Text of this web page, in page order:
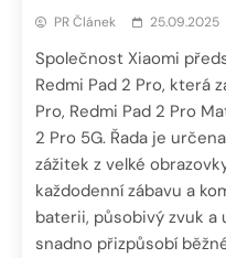
PR Článek 25.09.2025
Společnost Xiaomi
Redmi Pad 2 Pro, která
Pro, Redmi Pad 2 Pro
2 Pro 5G. Řada je
zážitek z velké
každodenní zábavu a
baterii, působivý zvuk a
snadno přizpůsobí